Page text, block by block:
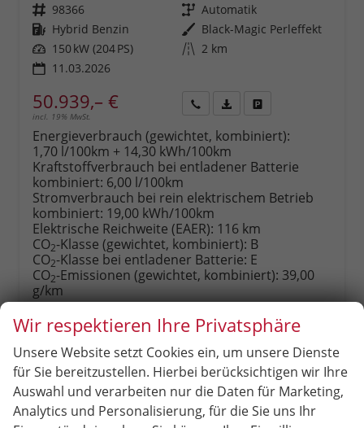
Fahrzeugnr. 98366 Getriebe Automatik
Kraftstoff Hybrid Benzin Außenfarbe Black-Magic Perleffekt
Leistung 150 kW (204 PS) Kilometerstand 2 km
11.03.2026
50.939,– €
incl. 19% MwSt.
anfordernDatei,
Fahrzeugexposé
drucken
drucken,
parken
oder
vergleichen
Energieverbrauch (gewichtet, kombiniert):
1,70 l/100km + 14,30 kWh/100km
Kraftstoffverbrauch bei entladener Batterie
kombiniert: 6,00 l/100km
Stromverbrauch bei rein elektrischem Betrieb
kombiniert: 19,00 kWh/100km
Elektrische Reichweite (EAER): 116 km
CO2-Klasse (gewichtet, kombiniert): B
CO2-Klasse bei entladener Batterie: E
CO2-Emissionen (gewichtet, kombiniert): 39,00
g/km
Wir respektieren Ihre Privatsphäre
Unsere Website setzt Cookies ein, um unsere Dienste
für Sie bereitzustellen. Hierbei berücksichtigen wir Ihre
Auswahl und verarbeiten nur die Daten für Marketing,
Analytics und Personalisierung, für die Sie uns Ihr